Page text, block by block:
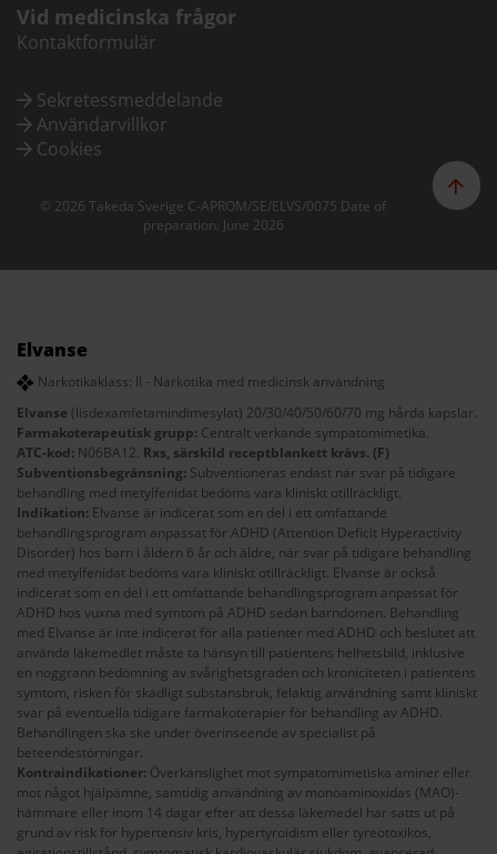
Vid medicinska frågor
Kontaktformulär
Sekretessmeddelande
Användarvillkor
Cookies
© 2026 Takeda Sverige C-APROM/SE/ELVS/0075 Date of
preparation: June 2026
Elvanse
Narkotikaklass: II - Narkotika med medicinsk användning
Elvanse (lisdexamfetamindimesylat) 20/30/40/50/60/70 mg hårda kapslar.
Farmakoterapeutisk grupp: Centralt verkande sympatomimetika.
ATC-kod: N06BA12. Rxs, särskild receptblankett krävs. (F)
Subventionsbegränsning: Subventioneras endast när svar på tidigare
behandling med metylfenidat bedöms vara kliniskt otillräckligt.
Indikation: Elvanse är indicerat som en del i ett omfattande
behandlingsprogram anpassat för ADHD (Attention Deficit Hyperactivity
Disorder) hos barn i åldern 6 år och äldre, när svar på tidigare behandling
med metylfenidat bedöms vara kliniskt otillräckligt. Elvanse är också
indicerat som en del i ett omfattande behandlingsprogram anpassat för
ADHD hos vuxna med symtom på ADHD sedan barndomen. Behandling
med Elvanse är inte indicerat för alla patienter med ADHD och beslutet att
använda läkemedlet måste ta hänsyn till patientens helhetsbild, inklusive
en noggrann bedömning av svårighetsgraden och kroniciteten i patientens
symtom, risken för skadligt substansbruk, felaktig användning samt kliniskt
svar på eventuella tidigare farmakoterapier för behandling av ADHD.
Behandlingen ska ske under överinseende av specialist på
beteendestörningar.
Kontraindikationer: Överkänslighet mot sympatomimetiska aminer eller
mot något hjälpämne, samtidig användning av monoaminoxidas (MAO)-
hämmare eller inom 14 dagar efter att dessa läkemedel har satts ut på
grund av risk för hypertensiv kris, hypertyroidism eller tyreotoxikos,